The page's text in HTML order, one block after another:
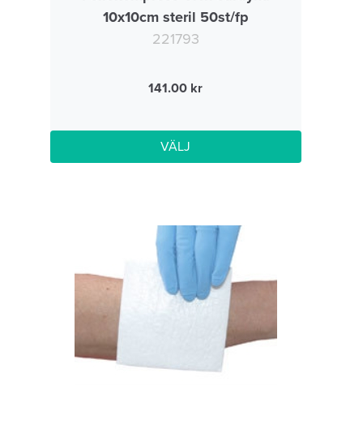
10x10cm steril 50st/fp
221793
141.00
VÄLJ